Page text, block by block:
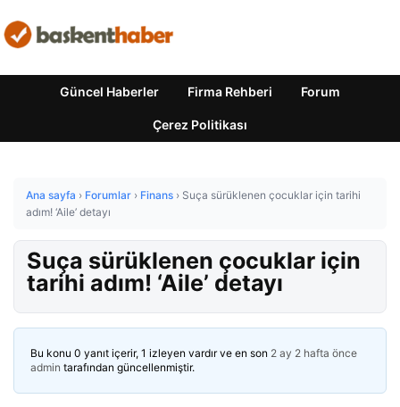
Güncel Haberler Firma Rehberi Forum
Çerez Politikası
Ana sayfa › Forumlar › Finans › Suça sürüklenen çocuklar için tarihi
adım! ‘Aile’ detayı
Suça sürüklenen çocuklar için
tarihi adım! ‘Aile’ detayı
Bu konu 0 yanıt içerir, 1 izleyen vardır ve en son 2 ay 2 hafta önce
admin tarafından güncellenmiştir.